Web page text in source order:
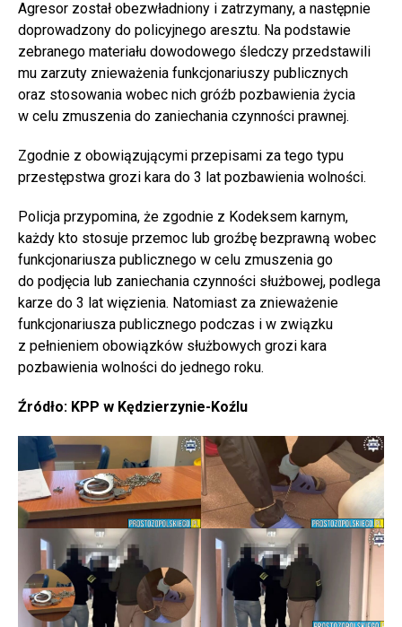
Agresor został obezwładniony i zatrzymany, a następnie
doprowadzony do policyjnego aresztu. Na podstawie
zebranego materiału dowodowego śledczy przedstawili
mu zarzuty znieważenia funkcjonariuszy publicznych
oraz stosowania wobec nich gróźb pozbawienia życia
w celu zmuszenia do zaniechania czynności prawnej.
Zgodnie z obowiązującymi przepisami za tego typu
przestępstwa grozi kara do 3 lat pozbawienia wolności.
Policja przypomina, że zgodnie z Kodeksem karnym,
każdy kto stosuje przemoc lub groźbę bezprawną wobec
funkcjonariusza publicznego w celu zmuszenia go
do podjęcia lub zaniechania czynności służbowej, podlega
karze do 3 lat więzienia. Natomiast za znieważenie
funkcjonariusza publicznego podczas i w związku
z pełnieniem obowiązków służbowych grozi kara
pozbawienia wolności do jednego roku.
Źródło: KPP w Kędzierzynie-Koźlu